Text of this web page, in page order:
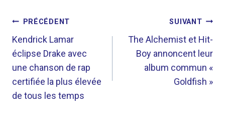
NAVIGATION
DE
L’ARTICLE
PRÉCÉDENT
Kendrick Lamar
éclipse Drake avec
une chanson de rap
certifiée la plus élevée
de tous les temps
SUIVANT
The Alchemist et Hit-
Boy annoncent leur
album commun «
Goldfish »